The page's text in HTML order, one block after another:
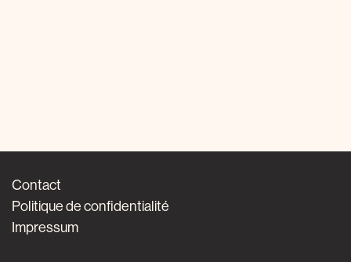
Contact
Politique de confidentialité
Impressum